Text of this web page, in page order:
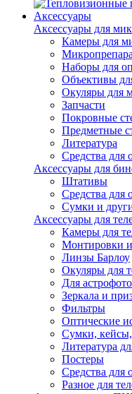
Аксессуары
Аксессуары для
Камеры для
Наборы для
Объективы
Окуляры для
Запчасти
Покровные
Предметные
Литература
Средства для
Аксессуары для
Штативы
Средства для
Сумки и
Аксессуары для
Камеры для
Монтировки
Линзы Барлоу
Окуляры для
Для астрофото
Зеркала и
Фильтры
Оптические
Сумки,
Литература
Постеры
Средства для
Разное для